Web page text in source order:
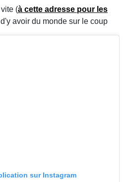
(à cette adresse pour les
avoir du monde sur le coup
sur Instagram